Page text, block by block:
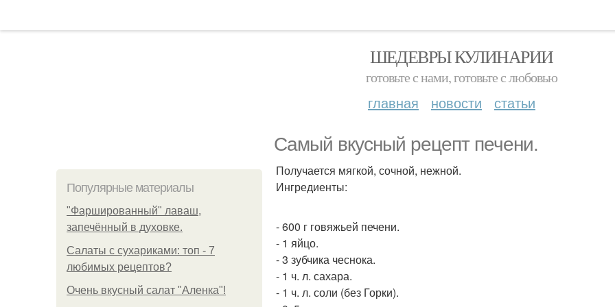
ШЕДЕВРЫ КУЛИНАРИИ
готовьте с нами, готовьте с любовью
главная новости статьи
Самый вкусный рецепт печени.
Популярные материалы
"Фаршированный" лаваш,
запечённый в духовке.
Салаты с сухариками: топ - 7
любимых рецептов?
Очень вкусный салат "Аленка"!
Получается мягкой, сочной, нежной.
Ингредиенты:
- 600 г говяжьей печени.
- 1 яйцо.
- 3 зубчика чеснока.
- 1 ч. л. сахара.
- 1 ч. л. соли (без Горки).